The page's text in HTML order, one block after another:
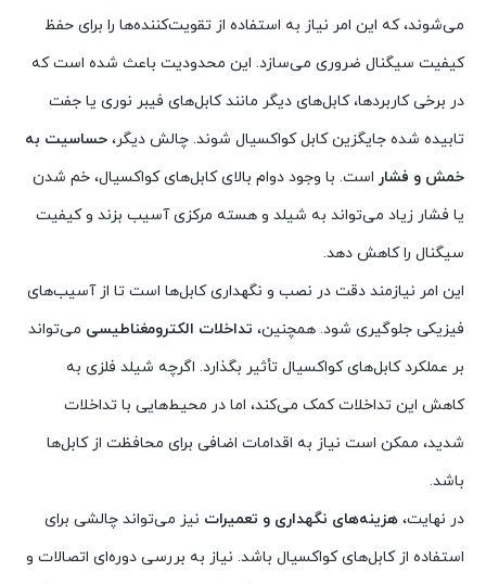
می‌شوند، که این امر نیاز به استفاده از تقویت‌کننده‌ها را برای حفظ
کیفیت سیگنال ضروری می‌سازد. این محدودیت باعث شده است که
در برخی کاربردها، کابل‌های دیگر مانند کابل‌های فیبر نوری یا جفت
تابیده شده جایگزین کابل کواکسیال شوند. چالش دیگر، حساسیت به
خمش و فشار است. با وجود دوام بالای کابل‌های کواکسیال، خم شدن
یا فشار زیاد می‌تواند به شیلد و هسته مرکزی آسیب بزند و کیفیت
سیگنال را کاهش دهد.
این امر نیازمند دقت در نصب و نگهداری کابل‌ها است تا از آسیب‌های
فیزیکی جلوگیری شود. همچنین، تداخلات الکترومغناطیسی می‌تواند
بر عملکرد کابل‌های کواکسیال تأثیر بگذارد. اگرچه شیلد فلزی به
کاهش این تداخلات کمک می‌کند، اما در محیط‌هایی با تداخلات
شدید، ممکن است نیاز به اقدامات اضافی برای محافظت از کابل‌ها
باشد.
در نهایت، هزینه‌های نگهداری و تعمیرات نیز می‌تواند چالشی برای
استفاده از کابل‌های کواکسیال باشد. نیاز به بررسی دوره‌ای اتصالات و